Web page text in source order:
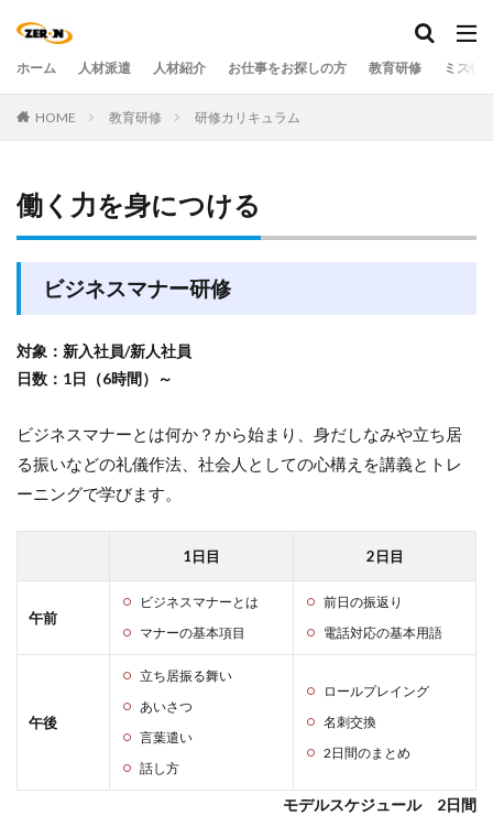
ホーム 人材派遣 人材紹介 お仕事をお探しの方 教育研修 ミステ
HOME 教育研修 研修カリキュラム
働く力を身につける
ビジネスマナー研修
対象：新入社員/新人社員
日数：1日（6時間）～
ビジネスマナーとは何か？から始まり、身だしなみや立ち居
る振いなどの礼儀作法、社会人としての心構えを講義とトレ
ーニングで学びます。
1日目 2日目
午前
ビジネスマナーとは
マナーの基本項目
前日の振返り
電話対応の基本用語
午後
立ち居振る舞い
あいさつ
言葉遣い
話し方
ロールプレイング
名刺交換
2日間のまとめ
モデルスケジュール 2日間